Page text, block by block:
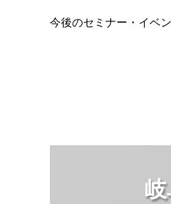
今後のセミナー・イベ